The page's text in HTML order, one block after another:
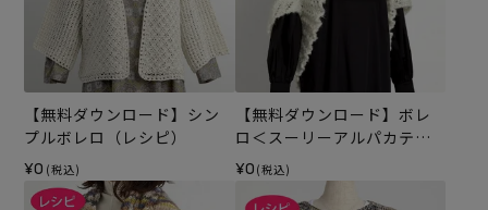
【無料ダウンロード】シン
プルボレロ（レシピ）
¥0 (税込)
【無料ダウンロード】ボレ
ロ＜スーリーアルパカテン
ダー＞（レシピ）
¥0 (税込)